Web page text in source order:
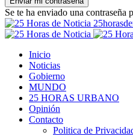
Se te ha enviado una contraseña
Inicio
Noticias
Gobierno
MUNDO
25 HORAS URBANO
Opinión
Contacto
Politica de